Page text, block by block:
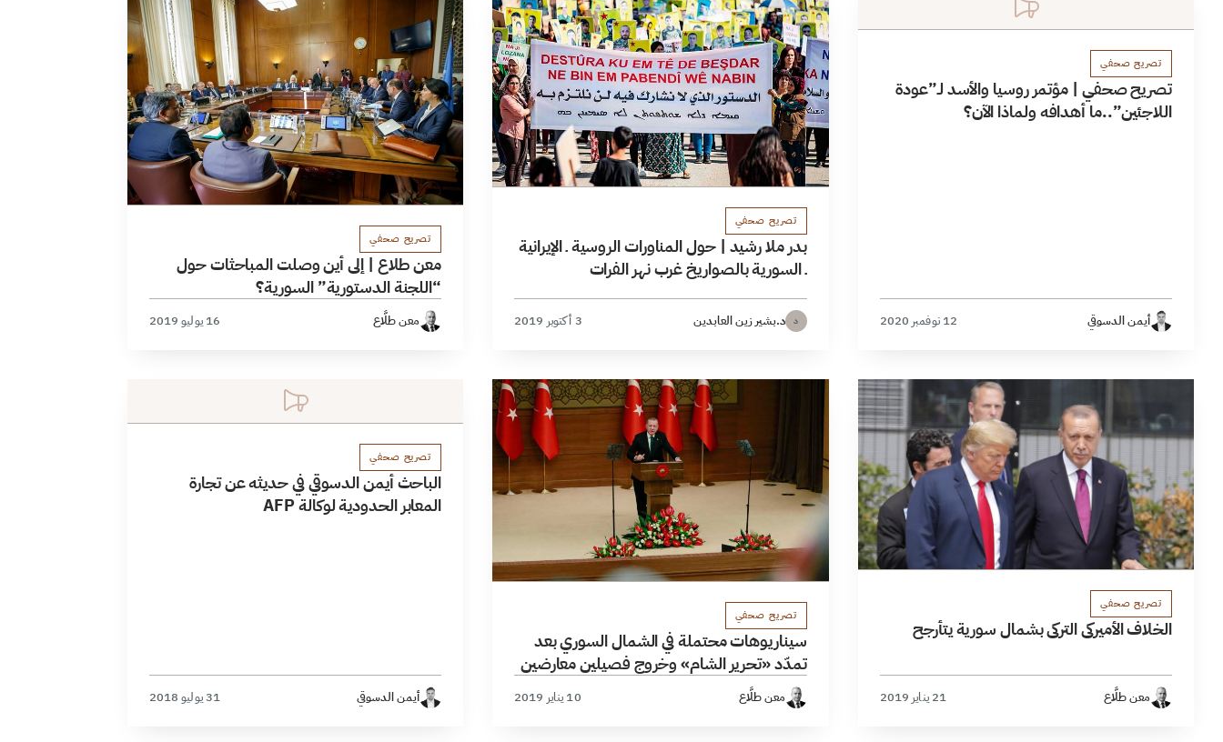
تصريح صحفي
تصريح صحفي | مؤتمر روسيا والأسد لـ”عودة
اللاجئين”..ما أهدافه ولماذا الآن؟
أيمن الدسوقي 12 نوفمبر 2020
تصريح صحفي
بدر ملا رشيد | حول المناورات الروسية ـ الإيرانية
ـ السورية بالصواريخ غرب نهر الفرات
د د.بشير زين العابدين 3 أكتوبر 2019
تصريح صحفي
معن طلاع | إلى أين وصلت المباحثات حول
“اللجنة الدستورية” السورية؟
معن طلَّاع 16 يوليو 2019
تصريح صحفي
الخلاف الأميركي التركي بشمال سورية يتأرجح
معن طلَّاع 21 يناير 2019
تصريح صحفي
سيناريوهات محتملة في الشمال السوري بعد
تمدّد «تحرير الشام» وخروج فصيلين معارضين
معن طلَّاع 10 يناير 2019
تصريح صحفي
الباحث أيمن الدسوقي في حديثه عن تجارة
المعابر الحدودية لوكالة AFP
أيمن الدسوقي 31 يوليو 2018